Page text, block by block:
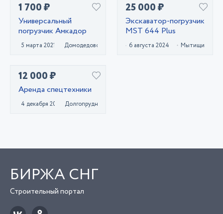
1 700 ₽
Универсальный
погрузчик Амкадор
5 марта 2021 Домодедово
25 000 ₽
Экскаватор-погрузчик
MST 644 Plus
6 августа 2024 Мытищи
12 000 ₽
Аренда спецтехники
4 декабря 2020 Долгопрудный
БИРЖА СНГ
Строительный портал